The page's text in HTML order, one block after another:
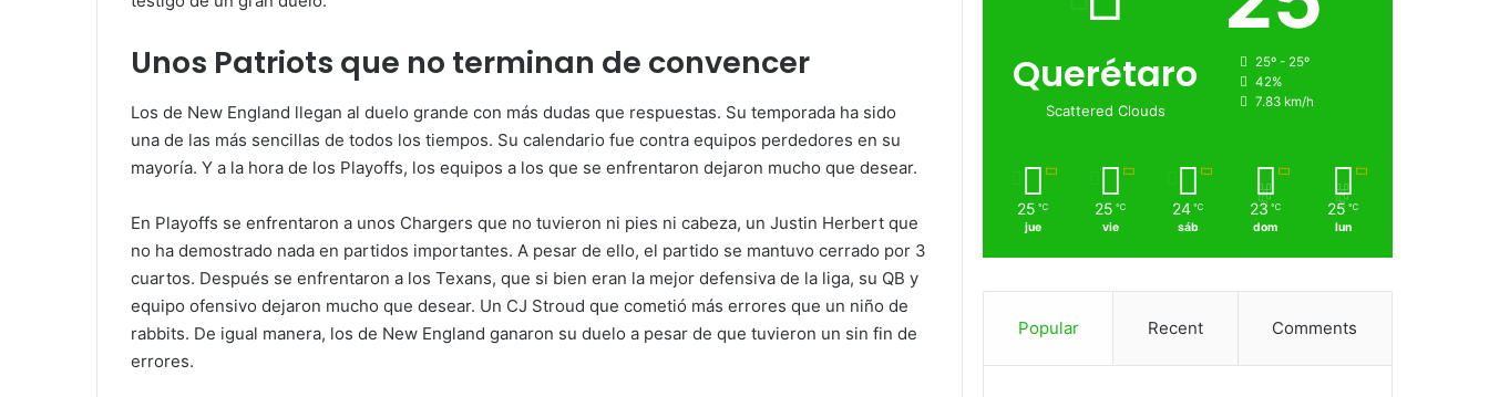
Unos Patriots que no terminan de convencer
Los de New England llegan al duelo grande con más dudas que respuestas. Su temporada ha sido
una de las más sencillas de todos los tiempos. Su calendario fue contra equipos perdedores en su
mayoría. Y a la hora de los Playoffs, los equipos a los que se enfrentaron dejaron mucho que desear.
En Playoffs se enfrentaron a unos Chargers que no tuvieron ni pies ni cabeza, un Justin Herbert que
no ha demostrado nada en partidos importantes. A pesar de ello, el partido se mantuvo cerrado por 3
cuartos. Después se enfrentaron a los Texans, que si bien eran la mejor defensiva de la liga, su QB y
equipo ofensivo dejaron mucho que desear. Un CJ Stroud que cometió más errores que un niño de
rabbits. De igual manera, los de New England ganaron su duelo a pesar de que tuvieron un sin fin de
errores.
Querétaro
Scattered Clouds
25º - 25º
42%
7.83 km/h
25 ℃
jue
25 ℃
vie
24 ℃
sáb
23 ℃
dom
25 ℃
lun
Popular Recent Comments